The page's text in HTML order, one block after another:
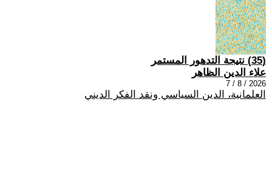
(35) نتيجة التدهور المستمر
علاء الدين الظاهر
2026 / 8 / 7
العلمانية، الدين السياسي ونقد الفكر الديني